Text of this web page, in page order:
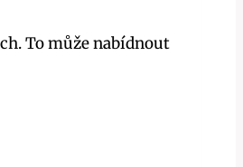
To může nabídnout